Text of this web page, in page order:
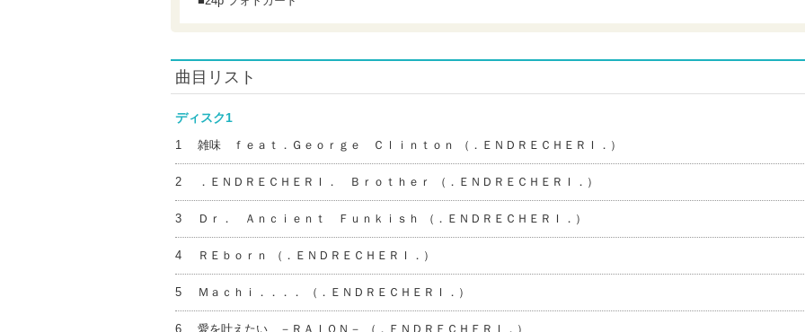
曲目リスト
ディスク1
1 雑味 ｆｅａｔ．Ｇｅｏｒｇｅ Ｃｌｉｎｔｏｎ （．ＥＮＤＲＥＣＨＥＲＩ．）
2 ．ＥＮＤＲＥＣＨＥＲＩ． Ｂｒｏｔｈｅｒ （．ＥＮＤＲＥＣＨＥＲＩ．）
3 Ｄｒ． Ａｎｃｉｅｎｔ Ｆｕｎｋｉｓｈ （．ＥＮＤＲＥＣＨＥＲＩ．）
4 ＲＥｂｏｒｎ （．ＥＮＤＲＥＣＨＥＲＩ．）
5 Ｍａｃｈｉ．．．． （．ＥＮＤＲＥＣＨＥＲＩ．）
6 愛を叶えたい －ＲＡＩＯＮ－ （．ＥＮＤＲＥＣＨＥＲＩ．）